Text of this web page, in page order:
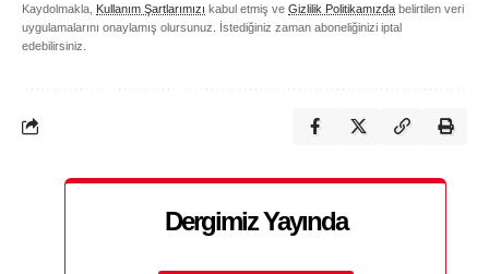
Kaydolmakla, Kullanım Şartlarımızı kabul etmiş ve Gizlilik Politikamızda belirtilen veri
uygulamalarını onaylamış olursunuz. İstediğiniz zaman aboneliğinizi iptal
edebilirsiniz.
Dergimiz Yayında